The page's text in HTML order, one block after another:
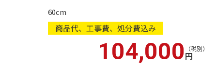
60cm
商品代、工事費、処分費込み
104,000 （税別）
円